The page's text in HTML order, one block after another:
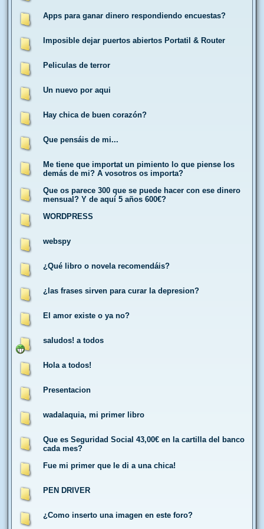
Apps para ganar dinero respondiendo encuestas?
Imposible dejar puertos abiertos Portatil & Router
Peliculas de terror
Un nuevo por aqui
Hay chica de buen corazón?
Que pensáis de mi...
Me tiene que importat un pimiento lo que piense los
demás de mi? A vosotros os importa?
Que os parece 300 que se puede hacer con ese dinero
mensual? Y de aquí 5 años 600€?
WORDPRESS
webspy
¿Qué libro o novela recomendáis?
¿las frases sirven para curar la depresion?
El amor existe o ya no?
saludos! a todos
Hola a todos!
Presentacion
wadalaquia, mi primer libro
Que es Seguridad Social 43,00€ en la cartilla del banco
cada mes?
Fue mi primer que le di a una chica!
PEN DRIVER
¿Como inserto una imagen en este foro?